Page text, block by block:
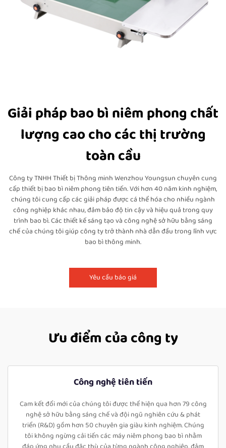
Giải pháp bao bì niêm phong chất
lượng cao cho các thị trường
toàn cầu
Công ty TNHH Thiết bị Thông minh Wenzhou Youngsun chuyên cung
cấp thiết bị bao bì niêm phong tiên tiến. Với hơn 40 năm kinh nghiệm,
chúng tôi cung cấp các giải pháp được cá thể hóa cho nhiều ngành
công nghiệp khác nhau, đảm bảo độ tin cậy và hiệu quả trong quy
trình bao bì. Các thiết kế sáng tạo và công nghệ sở hữu bằng sáng
chế của chúng tôi giúp công ty trở thành nhà dẫn đầu trong lĩnh vực
bao bì thông minh.
Yêu cầu báo giá
Ưu điểm của công ty
Công nghệ tiên tiến
Cam kết đổi mới của chúng tôi được thể hiện qua hơn 79 công
nghệ sở hữu bằng sáng chế và đội ngũ nghiên cứu & phát
triển (R&D) gồm hơn 50 chuyên gia giàu kinh nghiệm. Chúng
tôi không ngừng cải tiến các máy niêm phong bao bì nhằm